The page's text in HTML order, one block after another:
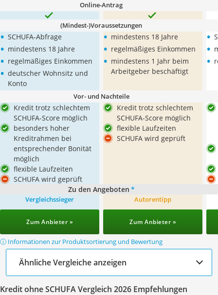
Online-Antrag
(Mindest-)Voraussetzungen
• SCHUFA-Abfrage
• mindestens 18 Jahre
• regelmäßiges Einkommen
• deutscher Wohnsitz und
Konto
• mindestens 18 Jahre
• regelmäßiges Einkommen
• mindestens 1 Jahr beim
Arbeitgeber beschäftigt
•
•
•
Vor- und Nachteile
Kredit trotz schlechtem
SCHUFA-Score möglich
besonders hoher
Kreditrahmen bei
entsprechender Bonität
möglich
flexible Laufzeiten
SCHUFA wird geprüft
Kredit trotz schlechtem
SCHUFA-Score möglich
flexible Laufzeiten
SCHUFA wird geprüft
Zu den Angeboten *
Vergleichssieger
Zum Anbieter »
Autorentipp
Zum Anbieter »
ⓘ Informationen zur Produktsortierung und Bewertung
Ähnliche Vergleiche anzeigen
Kredit ohne SCHUFA Vergleich 2026 Empfehlungen